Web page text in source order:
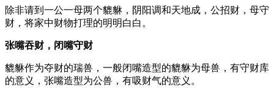
除非请到一公一母两个貔貅，阴阳调和天地成，公招财，母守
财，将家中财物打理的明明白白。
张嘴吞财，闭嘴守财
貔貅作为夺财的瑞兽，一般闭嘴造型的貔貅为母兽，有守财库
的意义，张嘴造型为公兽，有吸财气的意义。